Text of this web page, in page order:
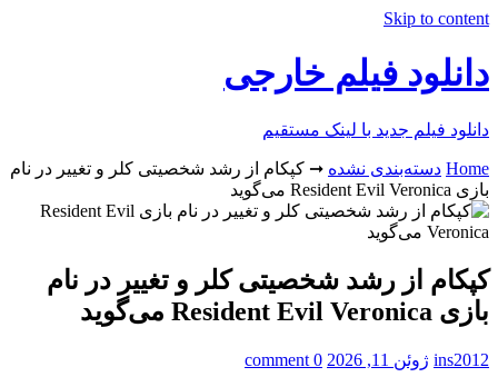
Skip to content
دانلود فیلم خارجی
دانلود فیلم جدید با لینک مستقیم
Home دسته‌بندی نشده ➞ کپکام از رشد شخصیتی کلر و تغییر در نام
بازی Resident Evil Veronica می‌گوید
کپکام از رشد شخصیتی کلر و تغییر در نام
بازی Resident Evil Veronica می‌گوید
ins2012 ژوئن 11, 2026 0 comment